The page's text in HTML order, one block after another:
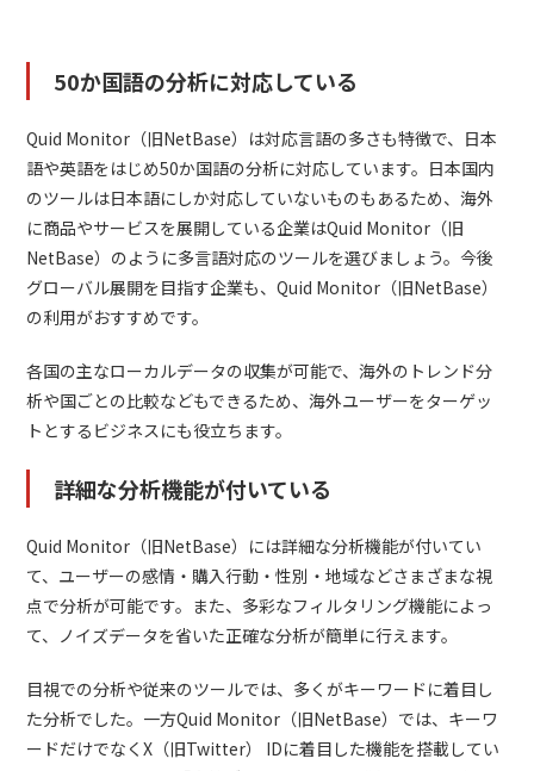
50か国語の分析に対応している
Quid Monitor（旧NetBase）は対応言語の多さも特徴で、日本
語や英語をはじめ50か国語の分析に対応しています。日本国内
のツールは日本語にしか対応していないものもあるため、海外
に商品やサービスを展開している企業はQuid Monitor（旧
NetBase）のように多言語対応のツールを選びましょう。今後
グローバル展開を目指す企業も、Quid Monitor（旧NetBase）
の利用がおすすめです。
各国の主なローカルデータの収集が可能で、海外のトレンド分
析や国ごとの比較などもできるため、海外ユーザーをターゲッ
トとするビジネスにも役立ちます。
詳細な分析機能が付いている
Quid Monitor（旧NetBase）には詳細な分析機能が付いてい
て、ユーザーの感情・購入行動・性別・地域などさまざまな視
点で分析が可能です。また、多彩なフィルタリング機能によっ
て、ノイズデータを省いた正確な分析が簡単に行えます。
目視での分析や従来のツールでは、多くがキーワードに着目し
た分析でした。一方Quid Monitor（旧NetBase）では、キーワ
ードだけでなくX（旧Twitter） IDに着目した機能を搭載してい